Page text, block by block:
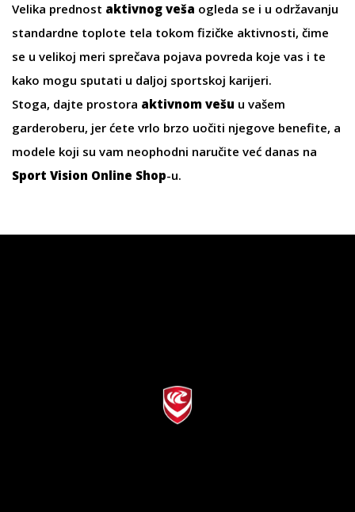
Velika prednost aktivnog veša ogleda se i u održavanju
standardne toplote tela tokom fizičke aktivnosti, čime
se u velikoj meri sprečava pojava povreda koje vas i te
kako mogu sputati u daljoj sportskoj karijeri.
Stoga, dajte prostora aktivnom vešu u vašem
garderoberu, jer ćete vrlo brzo uočiti njegove benefite, a
modele koji su vam neophodni naručite već danas na
Sport Vision Online Shop-u.